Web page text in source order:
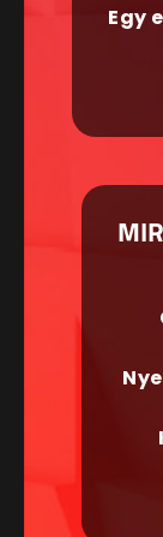
Egy